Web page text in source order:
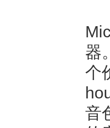
器
个
音